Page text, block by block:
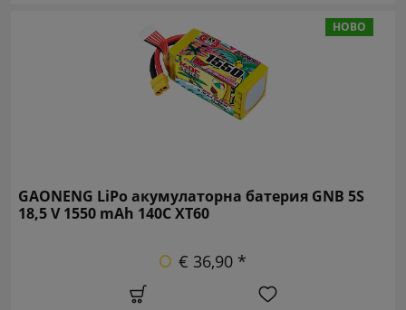
НОВО
GAONENG LiPo акумулаторна батерия GNB 5S
18,5 V 1550 mAh 140C XT60
€ 36,90 *